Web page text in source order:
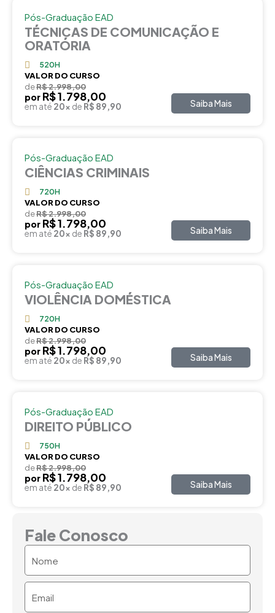
Pós-Graduação EAD
TÉCNICAS DE COMUNICAÇÃO E
ORATÓRIA
520H
VALOR DO CURSO
deR$ 2.998,00
por R$ 1.798,00
em até 20x de R$ 89,90 Saiba Mais
Pós-Graduação EAD
CIÊNCIAS CRIMINAIS
720H
VALOR DO CURSO
deR$ 2.998,00
por R$ 1.798,00
em até 20x de R$ 89,90 Saiba Mais
Pós-Graduação EAD
VIOLÊNCIA DOMÉSTICA
720H
VALOR DO CURSO
deR$ 2.998,00
por R$ 1.798,00
em até 20x de R$ 89,90 Saiba Mais
Pós-Graduação EAD
DIREITO PÚBLICO
750H
VALOR DO CURSO
deR$ 2.998,00
por R$ 1.798,00
em até 20x de R$ 89,90 Saiba Mais
Fale Conosco